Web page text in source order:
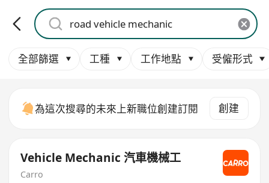
全部篩選 工種 工作地點 受僱形式
為這次搜尋的未來上新職位創建訂閱 創建
Vehicle Mechanic 汽車機械工
Carro